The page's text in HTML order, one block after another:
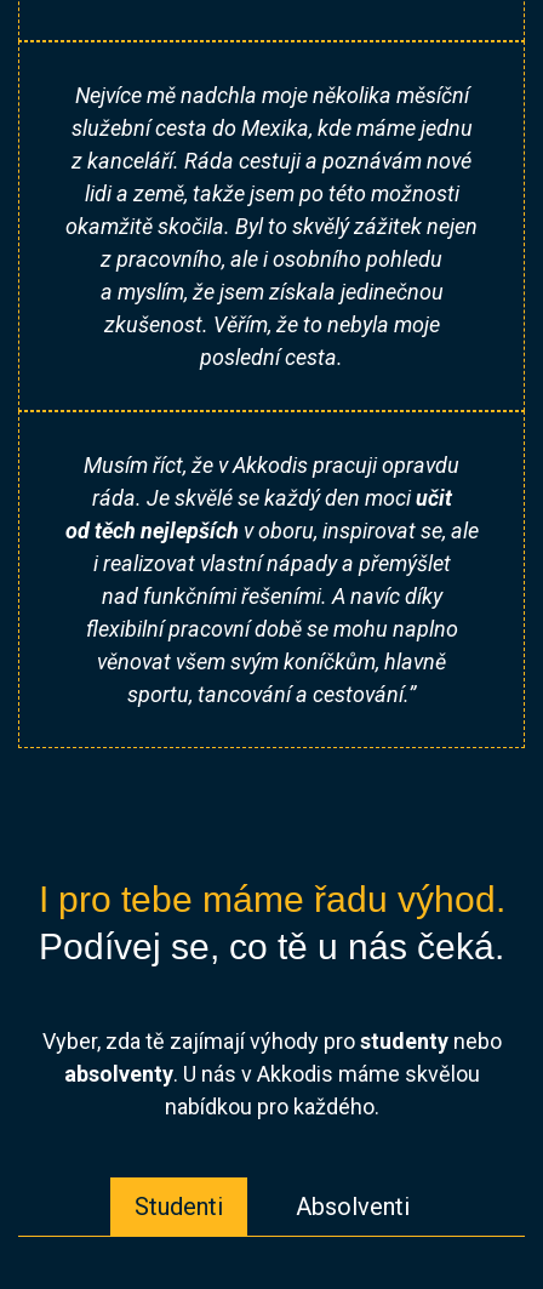
Nejvíce mě nadchla moje několika měsíční
služební cesta do Mexika, kde máme jednu
z kanceláří. Ráda cestuji a poznávám nové
lidi a země, takže jsem po této možnosti
okamžitě skočila. Byl to skvělý zážitek nejen
z pracovního, ale i osobního pohledu
a myslím, že jsem získala jedinečnou
zkušenost. Věřím, že to nebyla moje
poslední cesta.
Musím říct, že v Akkodis pracuji opravdu
ráda. Je skvělé se každý den mociučit
od těch nejlepších v oboru, inspirovat se, ale
i realizovat vlastní nápady a přemýšlet
nad funkčními řešeními. A navíc díky
flexibilní pracovní době se mohu naplno
věnovat všem svým koníčkům, hlavně
sportu, tancování a cestování.”
I pro tebe máme řadu výhod.
Podívej se, co tě u nás čeká.
Vyber, zda tě zajímají výhody prostudentynebo
absolventy. U nás v Akkodis máme skvělou
nabídkou pro každého.
Studenti Absolventi